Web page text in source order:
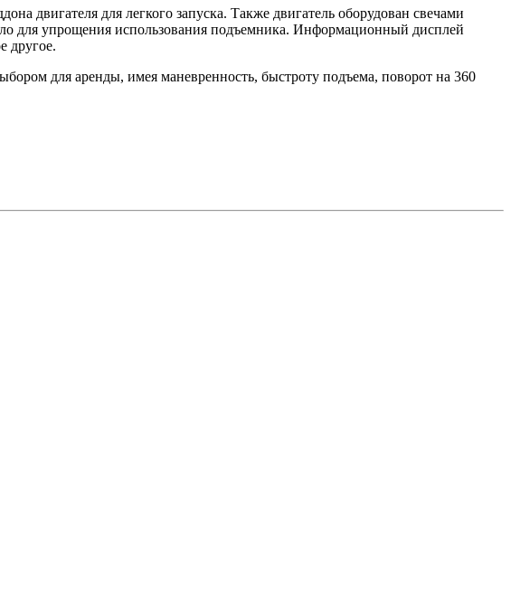
двигателя для легкого запуска. Также двигатель оборудован свечами
для упрощения использования подъемника. Информационный дисплей
другое.
для аренды, имея маневренность, быстроту подъема, поворот на 360